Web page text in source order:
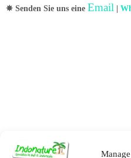
✵ Senden Sie uns eine Email |